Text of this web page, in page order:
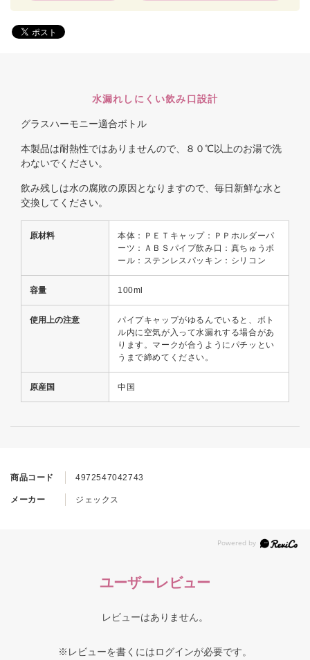
商品コード 4972547042743
メーカー ジェックス
水漏れしにくい飲み口設計
グラスハーモニー適合ボトル
本製品は耐熱性ではありませんので、８０℃以上のお湯で洗
わないでください。
飲み残しは水の腐敗の原因となりますので、毎日新鮮な水と
交換してください。
原材料
本体：ＰＥＴキャップ：ＰＰホルダーパ
ーツ：ＡＢＳパイプ飲み口：真ちゅうボ
ール：ステンレスパッキン：シリコン
容量 100ml
使用上の注意
パイプキャップがゆるんでいると、ボト
ル内に空気が入って水漏れする場合があ
ります。マークが合うようにパチッとい
うまで締めてください。
原産国 中国
ユーザーレビュー
レビューはありません。
※レビューを書くにはログインが必要です。